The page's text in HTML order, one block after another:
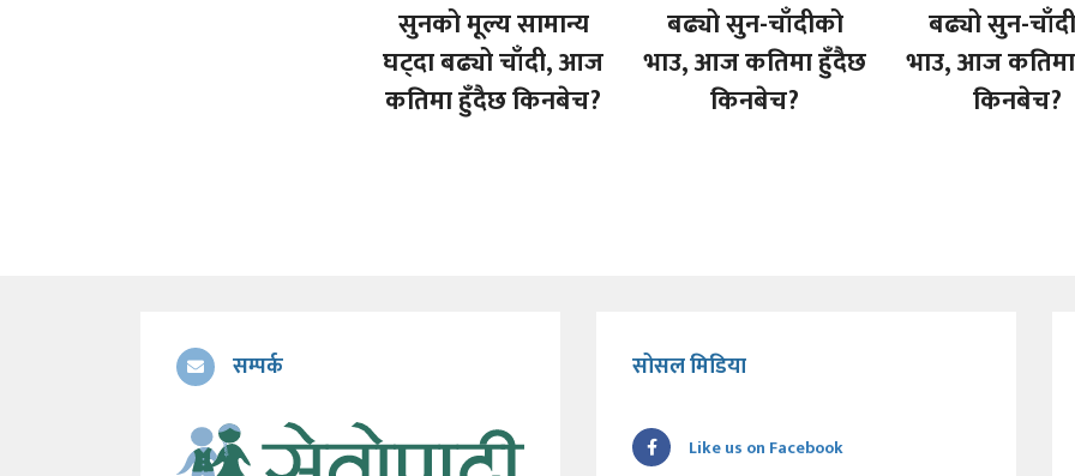
सुनको मूल्य सामान्य
घट्दा बढ्यो चाँदी, आज
कतिमा हुँदैछ किनबेच?
बढ्यो सुन-चाँदीको
भाउ, आज कतिमा हुँदैछ
किनबेच?
बढ्यो सुन-
भाउ, आज
किनबेच?
सम्पर्क सोसल मिडिया
Like us on Facebook